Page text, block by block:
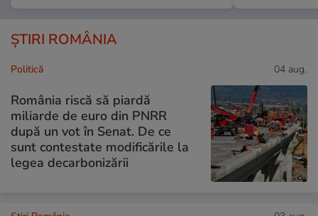
ȘTIRI ROMÂNIA
Politică 04 aug.
România riscă să piardă
miliarde de euro din PNRR
după un vot în Senat. De ce
sunt contestate modificările la
legea decarbonizării